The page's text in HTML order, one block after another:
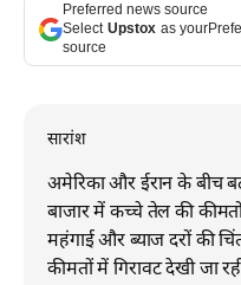
Preferred news source
Select Upstox as your
source
सारांश
अमेरिका और ईरान के बीच
बाजार में कच्चे तेल की
महंगाई और ब्याज दरों की
कीमतों में गिरावट देखी जा